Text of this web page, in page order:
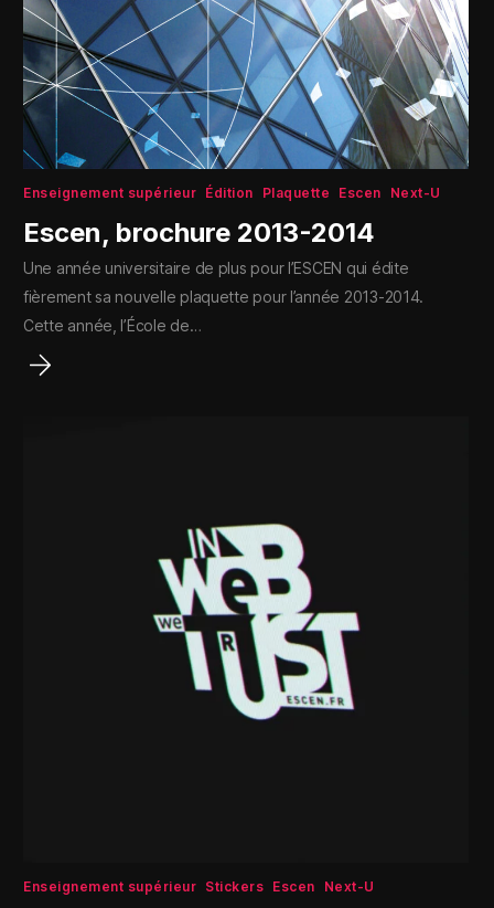
Enseignement supérieur Édition Plaquette Escen Next-U
Escen, brochure 2013-2014
Une année universitaire de plus pour l’ESCEN qui édite
fièrement sa nouvelle plaquette pour l’année 2013-2014.
Cette année, l’École de…
Enseignement supérieur Stickers Escen Next-U